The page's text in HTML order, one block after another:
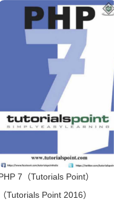
7（Tutorials Point）
（Tutorials Point 2016）